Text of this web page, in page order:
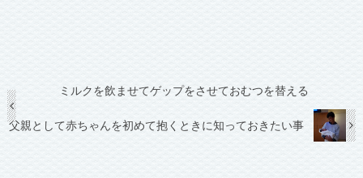
ミルクを飲ませてゲップをさせておむつを替える
父親として赤ちゃんを初めて抱くときに知っておきたい事